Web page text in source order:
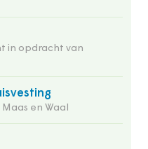
in opdracht van
en Waal